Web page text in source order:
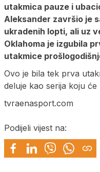
utakmica pauze i
Aleksander završio je
ukradenih lopti, ali uz
Oklahoma je izgubila
utakmice
Ovo je bila tek prva
deluje kao serija koju
tvraenasport.com
Podijeli vijest na: